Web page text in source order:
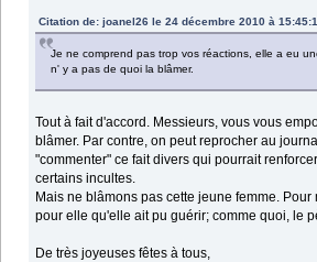
Citation de: joanel26 le 24 décembre 2010 à
Je ne comprend pas trop vos réactions, elle a eu
n' y a pas de quoi la blâmer.
Tout à fait d'accord. Messieurs, vous vous
blâmer. Par contre, on peut reprocher au
"commenter" ce fait divers qui pourrait
certains incultes.
Mais ne blâmons pas cette jeune femme. Pour
pour elle qu'elle ait pu guérir; comme quoi, le
De très joyeuses fêtes à tous,